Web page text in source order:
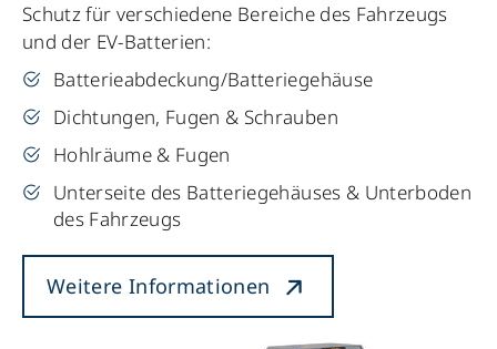
Schutz für verschiedene Bereiche des Fahrzeugs
und der EV-Batterien:
Batterieabdeckung/Batteriegehäuse
Dichtungen, Fugen & Schrauben
Hohlräume & Fugen
Unterseite des Batteriegehäuses & Unterboden
des Fahrzeugs
Weitere Informationen